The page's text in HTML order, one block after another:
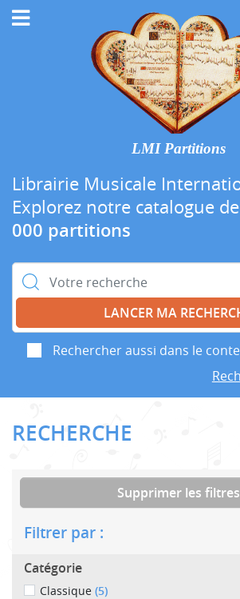
LMI Partitions
Librairie Musicale
Explorez notre catalogue de
000 partitions
Rechercher :
Rechercher aussi dans le
RECHERCHE
Supprimer les filtres
Filtrer par :
Catégorie
Classique (5)